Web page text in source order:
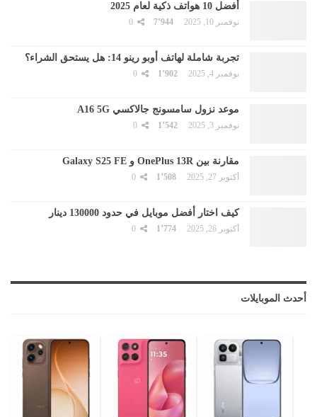
أفضل 10 هواتف ذكية لعام 2025
نوفمبر 10, 2025 7٬944
تجربة شاملة لهاتف أوبو رينو 14: هل يستحق الشراء؟
نوفمبر 4, 2025 1٬902
موعد نزول سامسونج جالاكسي A16 5G
نوفمبر 3, 2025 1٬542
مقارنة بين OnePlus 13R و Galaxy S25 FE
أكتوبر 27, 2025 1٬508
كيف اختار أفضل موبايل في حدود 130000 دينار
أكتوبر 26, 2025 1٬774
أحدث الموبايلات